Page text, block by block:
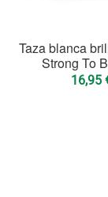
Taza blanca
Strong To
16,95